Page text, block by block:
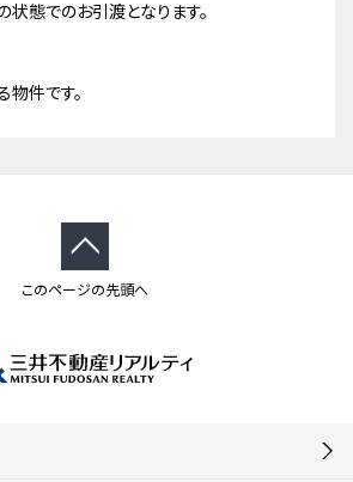
態でのお引渡となります。
件です。
このページの先頭へ